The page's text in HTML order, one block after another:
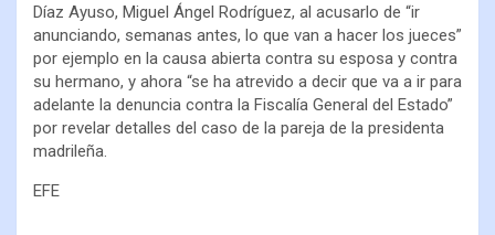
Díaz Ayuso, Miguel Ángel Rodríguez, al acusarlo de “ir
anunciando, semanas antes, lo que van a hacer los jueces”
por ejemplo en la causa abierta contra su esposa y contra
su hermano, y ahora “se ha atrevido a decir que va a ir para
adelante la denuncia contra la Fiscalía General del Estado”
por revelar detalles del caso de la pareja de la presidenta
madrileña.
EFE